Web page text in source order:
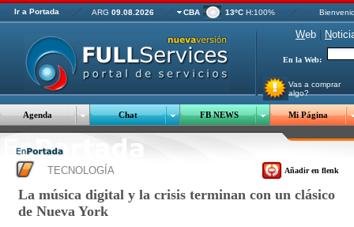
Ir a Portada ARG 09.08.2026 CBA 13ºC H:100%
Web N
En la Web:
Vas a comprar
algo?
Agenda Chat FB NEWS Mi Página
TECNOLOGÍA Añadir en flenk
La música digital y la crisis terminan con un clásico
de Nueva York